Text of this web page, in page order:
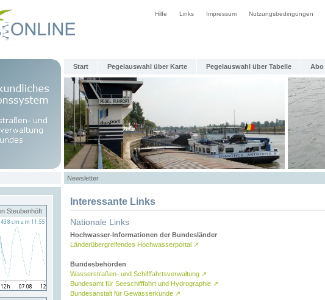
Hilfe Links Impressum Nutzungsbedingungen
Start Pegelauswahl über Karte Pegelauswahl über Tabelle Abo
Newsletter
Steubenhöft
Interessante Links
Nationale Links
Hochwasser-Informationen der Bundesländer
Länderübergreifendes Hochwasserportal ↗
Bundesbehörden
Wasserstraßen- und Schifffahrtsverwaltung ↗
Bundesamt für Seeschifffahrt und Hydrographie ↗
Bundesanstalt für Gewässerkunde ↗